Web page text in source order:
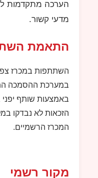
הערכה מתקדמות
מדעי קשור.
התאמת
השתתפות במכרז
במערכת ההסמכה
באמצעות שותף
הזכאות לא נבדקו
המכרז הרשמיים.
מקור רשמי